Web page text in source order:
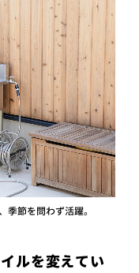
季節を問わず活躍。
ルを変えてい